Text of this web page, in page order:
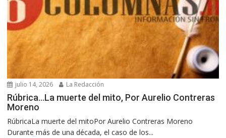
julio 14, 2026 La Redacción
Rúbrica…La muerte del mito, Por Aurelio Contreras
Moreno
RúbricaLa muerte del mitoPor Aurelio Contreras Moreno
Durante más de una década, el caso de los...